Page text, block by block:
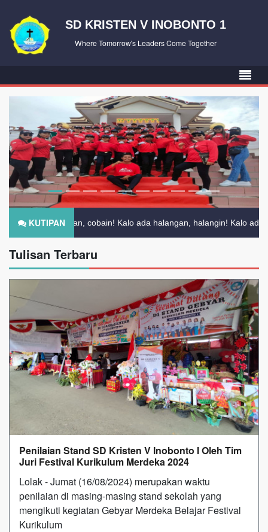
SD KRISTEN V INOBONTO 1
Where Tomorrow's Leaders Come Together
KUTIPAN
cobaan, cobain! Kalo ada halangan, halangin! Kalo ada pelajaran,
Tulisan Terbaru
Penilaian Stand SD Kristen V Inobonto I Oleh Tim
Juri Festival Kurikulum Merdeka 2024
Lolak - Jumat (16/08/2024) merupakan waktu
penilaian di masing-masing stand sekolah yang
mengikuti kegiatan Gebyar Merdeka Belajar Festival
Kurikulum